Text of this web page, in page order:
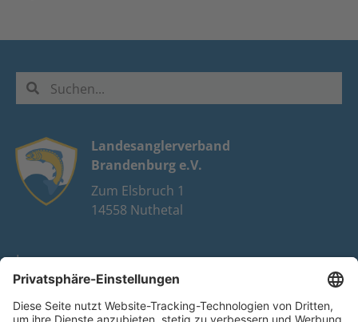
Landesanglerverband
Brandenburg e.V.
Zum Elsbruch 1
14558 Nuthetal
Impressum
Datenschutz
FAQ